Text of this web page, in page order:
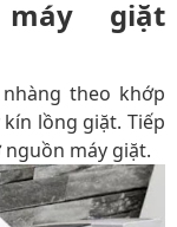
giặt
theo khớp
lồng giặt. Tiếp
nguồn máy giặt.